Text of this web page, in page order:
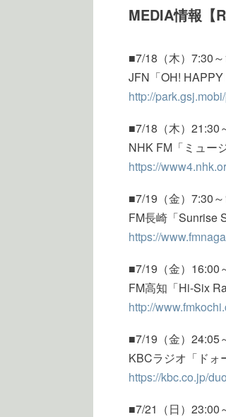
MEDIA情報【
■7/18（木）7:30
JFN「OH!
http://
■7/18（木）21:30
NHK FM「ミュー
https://
■7/19（金）7:30
FM長崎「Sunrise
https://
■7/19（金）16:00
FM高知「Hi-Six
http://
■7/19（金）24:05
KBCラジオ「ドォ
https://kbc.co.jp/
■7/21（日）23:00